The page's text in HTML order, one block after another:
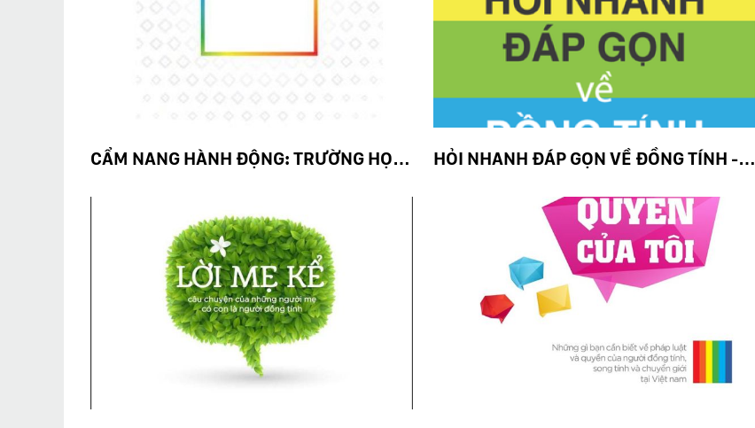
CẨM NANG HÀNH ĐỘNG: TRƯỜNG HỌC CẦU VỒNG HỎI NHANH ĐÁP GỌN VỀ ĐỒNG TÍNH - SONG TÍNH - CHUYỂN GIỚI